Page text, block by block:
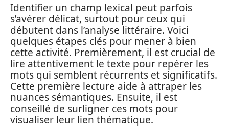
Identifier un champ lexical peut parfois
s’avérer délicat, surtout pour ceux qui
débutent dans l’analyse littéraire. Voici
quelques étapes clés pour mener à bien
cette activité. Premièrement, il est crucial de
lire attentivement le texte pour repérer les
mots qui semblent récurrents et significatifs.
Cette première lecture aide à attraper les
nuances sémantiques. Ensuite, il est
conseillé de surligner ces mots pour
visualiser leur lien thématique.